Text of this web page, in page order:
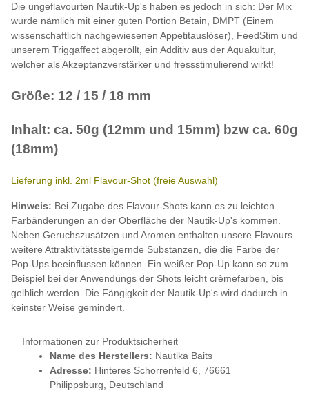
Die ungeflavourten Nautik-Up's haben es jedoch in sich: Der Mix
wurde nämlich mit einer guten Portion Betain, DMPT (Einem
wissenschaftlich nachgewiesenen Appetitauslöser), FeedStim und
unserem Triggaffect abgerollt, ein Additiv aus der Aquakultur,
welcher als Akzeptanzverstärker und fressstimulierend wirkt!
Größe: 12 / 15 / 18 mm
Inhalt: ca. 50g (12mm und 15mm) bzw ca. 60g
(18mm)
Lieferung inkl. 2ml Flavour-Shot (freie Auswahl)
Hinweis: Bei Zugabe des Flavour-Shots kann es zu leichten
Farbänderungen an der Oberfläche der Nautik-Up's kommen.
Neben Geruchszusätzen und Aromen enthalten unsere Flavours
weitere Attraktivitätssteigernde Substanzen, die die Farbe der
Pop-Ups beeinflussen können. Ein weißer Pop-Up kann so zum
Beispiel bei der Anwendungs der Shots leicht crèmefarben, bis
gelblich werden. Die Fängigkeit der Nautik-Up's wird dadurch in
keinster Weise gemindert.
Informationen zur Produktsicherheit
Name des Herstellers: Nautika Baits
Adresse: Hinteres Schorrenfeld 6, 76661
Philippsburg, Deutschland